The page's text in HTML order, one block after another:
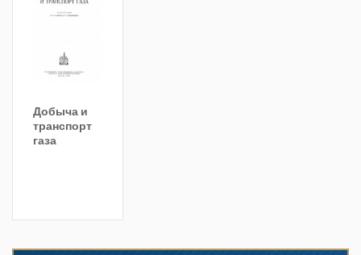
Добыча и
транспорт
газа